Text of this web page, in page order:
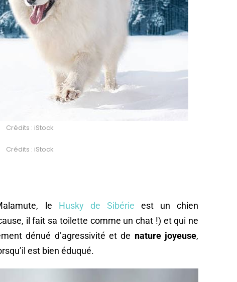
Crédits : iStock
Crédits : iStock
le Husky de Sibérie est un chien
il fait sa toilette comme un chat !) et qui ne
dénué d’agressivité et de nature joyeuse,
est bien éduqué.